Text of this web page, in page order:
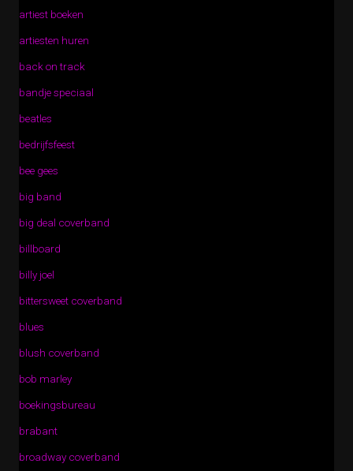
artiest boeken
artiesten huren
back on track
bandje speciaal
beatles
bedrijfsfeest
bee gees
big band
big deal coverband
billboard
billy joel
bittersweet coverband
blues
blush coverband
bob marley
boekingsbureau
brabant
broadway coverband